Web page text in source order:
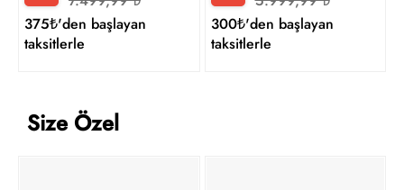
375₺'den başlayan
taksitlerle
300₺'den başlayan
taksitlerle
Size Özel